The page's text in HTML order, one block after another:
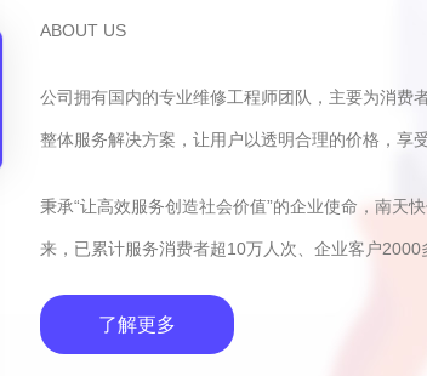
ABOUT US
公司拥有国内的专业维修工程师团队，主要为消费
整体服务解决方案，让用户以透明合理的价格，享
秉承“让高效服务创造社会价值”的企业使命，南天
来，已累计服务消费者超10万人次、企业客户2000
了解更多